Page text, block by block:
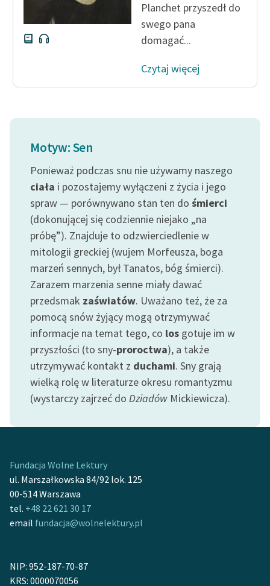
Planchet przyszedł do
swego pana
domagać...
Czytaj więcej
Motyw: Sen
Ponieważ podczas snu nie używamy naszego
ciała i pozostajemy wyłączeni z życia i jego
spraw — porównywano stan ten do śmierci
(dokonującej się codziennie niejako „na
próbę”). Znajduje to odzwierciedlenie w
mitologii greckiej (wujem Morfeusza, boga
marzeń sennych, był Tanatos, bóg śmierci).
Zarazem marzenia senne miały dawać
przedsmak zaświatów. Uważano też, że za
pomocą snów żyjący mogą otrzymywać
informacje na temat tego, co los gotuje im w
przyszłości (to sny-proroctwa), a także
utrzymywać kontakt z duchami. Sny grają
wielką rolę w literaturze okresu romantyzmu
(wystarczy zajrzeć do Dziadów Mickiewicza).
Fundacja Wolne Lektury
ul. Marszałkowska 84/92 lok. 125
00-514 Warszawa
tel. +48 22 621 30 17
email fundacja@wolnelektury.pl
NIP: 952-187-70-87
KRS: 0000070056